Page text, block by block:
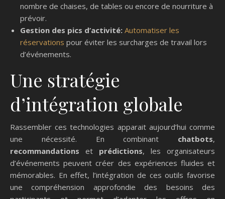
nombre de chaises, de tables ou encore de nourriture à
prévoir.
Gestion des pics d’activité: Automatiser les
réservations pour éviter les surcharges de travail lors
d’événements.
Une stratégie
d’intégration globale
Rassembler ces technologies apparait aujourd’hui comme
une nécessité. En combinant chatbots,
recommandations et prédictions, les organisateurs
d’événements peuvent créer des expériences fluides et
mémorables. En effet, l’intégration de ces outils favorise
une compréhension approfondie des besoins des